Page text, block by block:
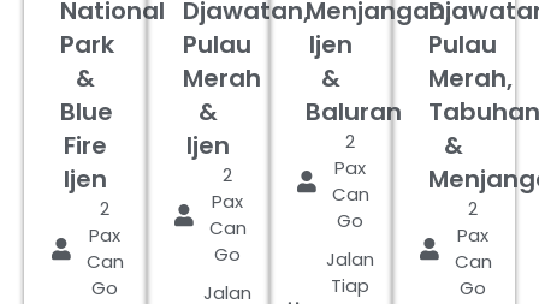
National
Park
&
Blue
Fire
Ijen
2
Pax
Can
Go
Djawatan,
Pulau
Merah
&
Ijen
2
Pax
Can
Go
Jalan
Menjangan,
Ijen
&
Baluran
2
Pax
Can
Go
Jalan
Tiap
Pulau
Merah,
Tabuhan
&
2
Pax
Can
Go